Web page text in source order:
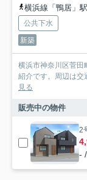
横浜線「鴨居」駅
公共下水
新築
横浜市神奈川区菅田
紹介です。周辺は交
見る
販売中の物件
2
-